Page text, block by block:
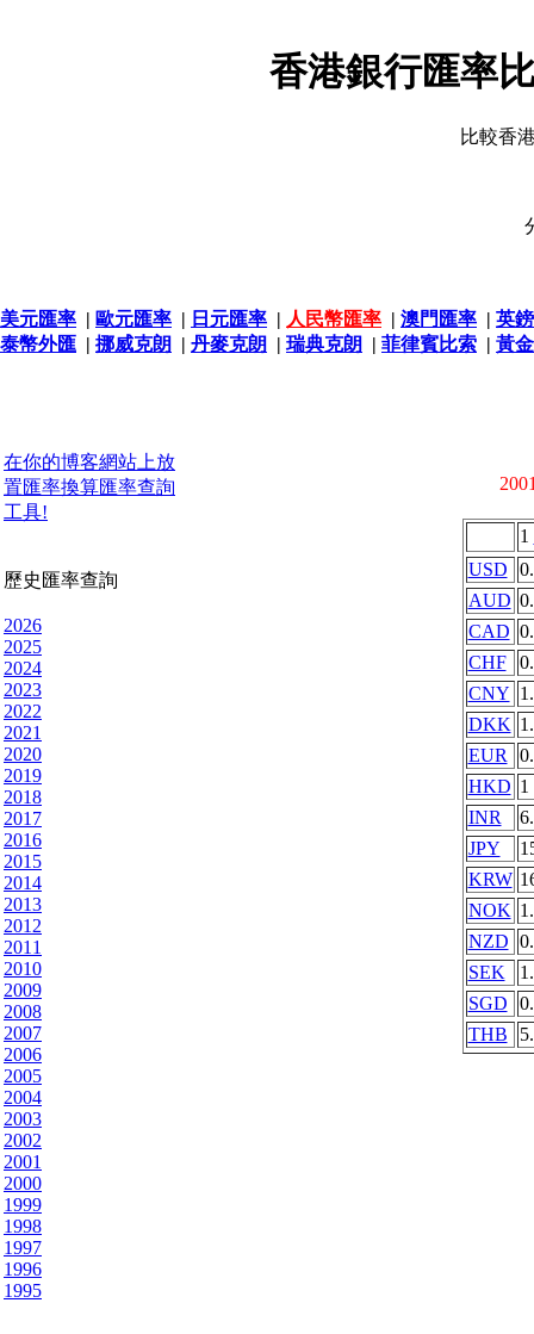
香港銀行匯率
比較香
美元匯率 | 歐元匯率 | 日元匯率 | 人民幣匯率 | 澳門匯率 | 英
泰幣外匯 | 挪威克朗 | 丹麥克朗 | 瑞典克朗 | 菲律賓比索 | 黃
在你的博客網站上放
置匯率換算匯率查詢
工具!
歷史匯率查詢
2026
2025
2024
2023
2022
2021
2020
2019
2018
2017
2016
2015
2014
2013
2012
2011
2010
2009
2008
2007
2006
2005
2004
2003
2002
2001
2000
1999
1998
1997
1996
1995
1
USD
AUD
CAD
CHF
CNY
DKK
EUR
HKD 1
INR
JPY
KRW
NOK
NZD
SEK
SGD
THB